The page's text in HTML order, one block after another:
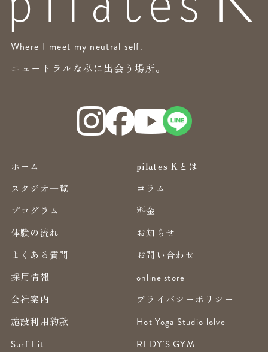
Where I meet my neutral self.
ニュートラルな私に出会う場所。
ホーム
pilates Kとは
スタジオ一覧
コラム
プログラム
料金
体験の流れ
お知らせ
よくある質問
お問い合わせ
採用情報
online store
会社案内
プライバシーポリシー
施設利用約款
Hot Yoga Studio lolve
Surf Fit
REDY'S GYM